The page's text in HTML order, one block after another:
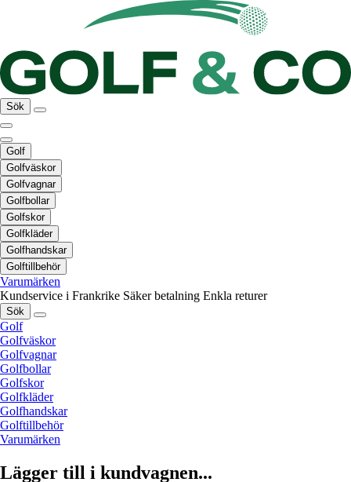
Sök
Golf
Golfväskor
Golfvagnar
Golfbollar
Golfskor
Golfkläder
Golfhandskar
Golftillbehör
Varumärken
Kundservice i Frankrike Säker betalning Enkla returer
Sök
Golf
Golfväskor
Golfvagnar
Golfbollar
Golfskor
Golfkläder
Golfhandskar
Golftillbehör
Varumärken
Lägger till i kundvagnen...